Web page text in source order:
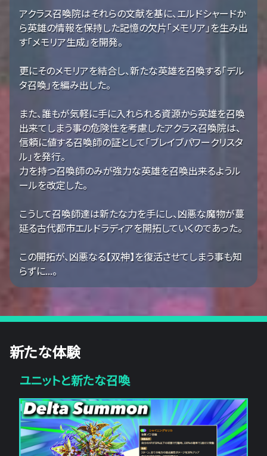
アクラス召喚院はそれらの文献を基に、エルドシャードか
ら英雄の情報を保持した記憶の欠片「メモリア」を生み出
す「メモリア生成」を開発。
更にそのメモリアを結合し、新たな英雄を召喚する「デル
タ召喚」を編み出した。
また、誰もが気軽に手に入れられる資源から英雄を召喚
出来てしまう事の危険性を考慮したアクラス召喚院は、
信頼に値する召喚師の証として「ブレイブパワークリスタ
ル」を発行。
力を持つ召喚師のみが強力な英雄を召喚出来るようル
ールを改定した。
こうして召喚師達は新たな力を手にし、凶悪な魔物が蔓
延る古代都市エルドラディアを開拓していくのであった。
この開拓が、凶悪なる【双神】を復活させてしまう事も知
らずに...。
新たな体験
ユニットと新たな召喚